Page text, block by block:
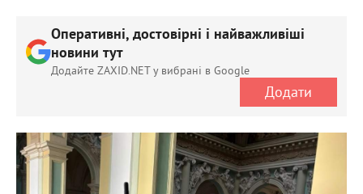
Оперативні, достовірні і найважливіші
новини тут
Додайте ZAXID.NET у вибрані в Google
Додати